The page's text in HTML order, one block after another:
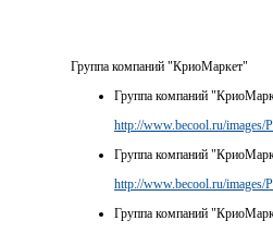
Группа компаний "КриоМаркет"
Группа компаний
http://www.becool.ru/images/
Группа компаний
http://www.becool.ru/images/
Группа компаний